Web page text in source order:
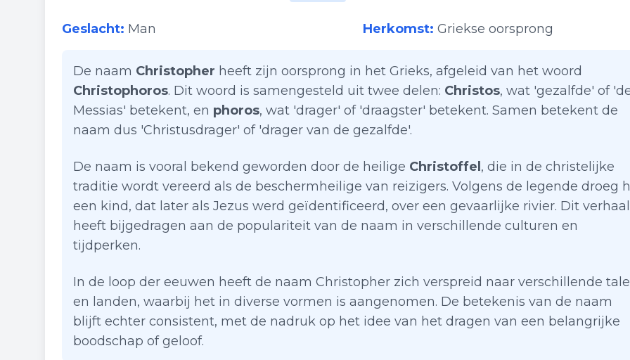
Geslacht: Man Herkomst: Griekse oorsprong
De naam Christopher heeft zijn oorsprong in het Grieks, afgeleid van het woord
Christophoros. Dit woord is samengesteld uit twee delen: Christos, wat 'gezalfde' of
Messias' betekent, en phoros, wat 'drager' of 'draagster' betekent. Samen betekent de
naam dus 'Christusdrager' of 'drager van de gezalfde'.
De naam is vooral bekend geworden door de heilige Christoffel , die in de christelijke
traditie wordt vereerd als de beschermheilige van reizigers. Volgens de legende droeg
een kind, dat later als Jezus werd geïdentificeerd, over een gevaarlijke rivier. Dit verhaal
heeft bijgedragen aan de populariteit van de naam in verschillende culturen en
tijdperken.
In de loop der eeuwen heeft de naam Christopher zich verspreid naar verschillende
en landen, waarbij het in diverse vormen is aangenomen. De betekenis van de naam
blijft echter consistent, met de nadruk op het idee van het dragen van een belangrijke
boodschap of geloof.